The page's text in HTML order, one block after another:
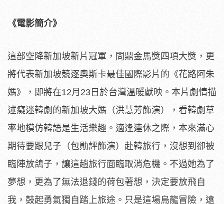
《電影簡介》
這部空降新加坡新片冠軍，問鼎金馬獎四項大獎， 更
將代表新加坡競逐奧斯卡最佳國際影片的《花路阿朱
媽》，即將在12月23日於台灣溫暖獻映。本片劇情描
述癡迷韓劇的新加坡大媽 （洪慧芳飾演），看韓劇草
率地模仿韓語是生活樂趣。 適逢連休之際，本來滿心
期待要跟兒子（包勛評飾演）赴韓旅行， 沒想到卻被
臨陣放鴿子，讓這趟旅行面臨取消危機。 不過她為了
夢想，更為了無法退錢的荷包著想，決定要放飛自
我， 鼓起勇氣獨自踏上旅途。只是這場烏龍冒險， 遠